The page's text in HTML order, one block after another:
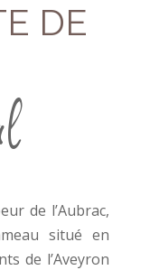
DE
de l’Aubrac,
situé en
de l’Aveyron